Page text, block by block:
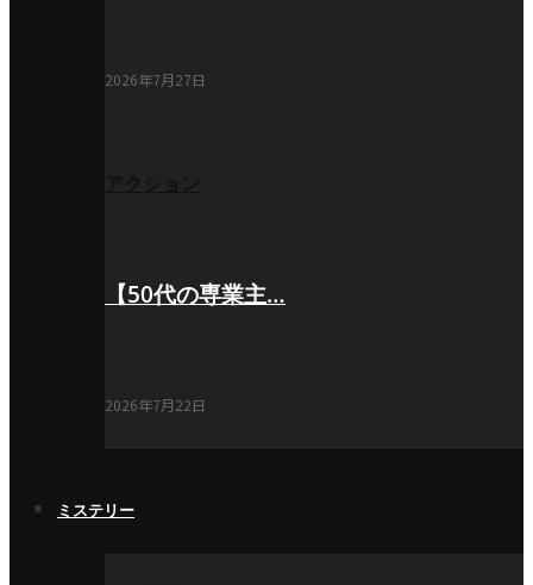
2026年7月27日
【50代の専業主…
2026年7月22日
ミステリー